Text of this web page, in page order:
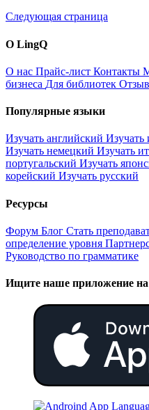
Следующая страница
О LingQ
О нас Прайс-лист Контакты
бизнеса Для библиотек
Популярные языки
Изучать английский Изучать
Изучать немецкий Изучать
португальский Изучать
корейский Изучать русский
Ресурсы
Форум Блог Стать
определение уровня
Руководство по грамматике
Ищите наше приложение